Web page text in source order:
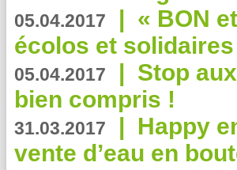
05.04.2017 | « BON
écolos et
05.04.2017 | Stop
bien compris !
31.03.2017 | Happy
vente d’eau en